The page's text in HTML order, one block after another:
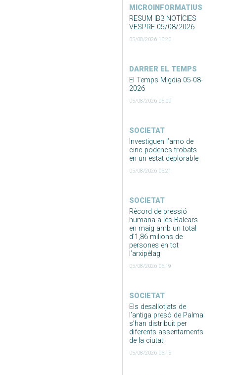
MICROINFORMATIUS
RESUM IB3 NOTÍCIES
VESPRE 05/08/2026
05/08/2026 10:20
DARRER EL TEMPS
El Temps Migdia 05-08-
2026
05/08/2026 05:00
SOCIETAT
Investiguen l’amo de
cinc podencs trobats
en un estat deplorable
05/08/2026 05:21
SOCIETAT
Rècord de pressió
humana a les Balears
en maig amb un total
d’1,86 milions de
persones en tot
l’arxipèlag
05/08/2026 05:19
SOCIETAT
Els desallotjats de
l’antiga presó de Palma
s’han distribuit per
diferents assentaments
de la ciutat
05/08/2026 05:15